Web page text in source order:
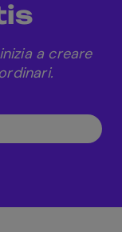
a creare